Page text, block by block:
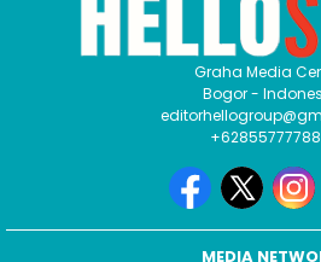
Graha Media
Bogor -
MEDIA